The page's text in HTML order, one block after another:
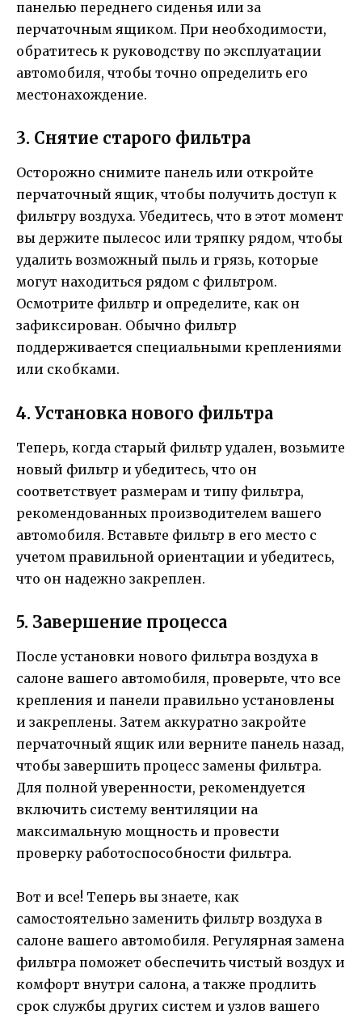
панелью переднего сиденья или за
перчаточным ящиком. При необходимости,
обратитесь к руководству по эксплуатации
автомобиля, чтобы точно определить его
местонахождение.
3. Снятие старого фильтра
Осторожно снимите панель или откройте
перчаточный ящик, чтобы получить доступ к
фильтру воздуха. Убедитесь, что в этот момент
вы держите пылесос или тряпку рядом, чтобы
удалить возможный пыль и грязь, которые
могут находиться рядом с фильтром.
Осмотрите фильтр и определите, как он
зафиксирован. Обычно фильтр
поддерживается специальными креплениями
или скобками.
4. Установка нового фильтра
Теперь, когда старый фильтр удален, возьмите
новый фильтр и убедитесь, что он
соответствует размерам и типу фильтра,
рекомендованных производителем вашего
автомобиля. Вставьте фильтр в его место с
учетом правильной ориентации и убедитесь,
что он надежно закреплен.
5. Завершение процесса
После установки нового фильтра воздуха в
салоне вашего автомобиля, проверьте, что все
крепления и панели правильно установлены
и закреплены. Затем аккуратно закройте
перчаточный ящик или верните панель назад,
чтобы завершить процесс замены фильтра.
Для полной уверенности, рекомендуется
включить систему вентиляции на
максимальную мощность и провести
проверку работоспособности фильтра.
Вот и все! Теперь вы знаете, как
самостоятельно заменить фильтр воздуха в
салоне вашего автомобиля. Регулярная замена
фильтра поможет обеспечить чистый воздух и
комфорт внутри салона, а также продлить
срок службы других систем и узлов вашего